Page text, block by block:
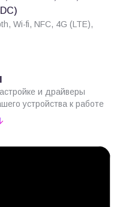
Wi-fi, NFC, 4G (LTE),
и драйверы
устройства к работе